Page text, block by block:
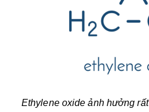
Ethylene oxide ảnh hưởng